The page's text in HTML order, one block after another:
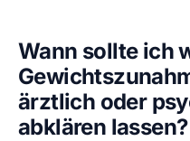
Wann sollte ich
ärztlich oder
abklären lassen?